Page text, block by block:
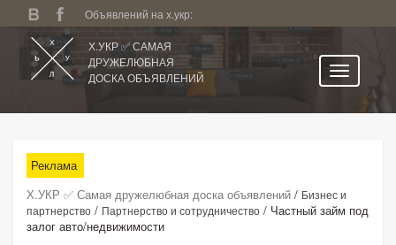
Объявлений на х.укр:
Х.УКР ✅ САМАЯ
ДРУЖЕЛЮБНАЯ
ДОСКА ОБЪЯВЛЕНИЙ
Все регионы
Категории
Избранное
Личный кабинет
Реклама
Х.УКР ✅ Самая дружелюбная доска объявлений / Бизнес и
партнерство / Партнерство и сотрудничество / Частный займ под
залог авто/недвижимости